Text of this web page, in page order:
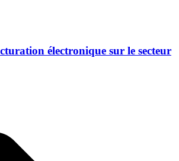
électronique sur le secteur